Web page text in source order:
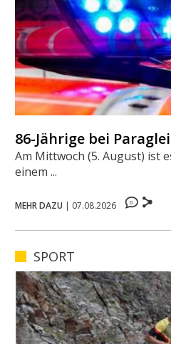
86-Jährige bei
Am Mittwoch (5. August) ist
einem ...
MEHR DAZU | 07.08.2026 0
SPORT